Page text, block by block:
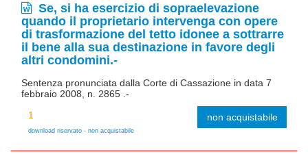
Se, si ha esercizio di sopraelevazione
quando il proprietario intervenga con opere
di trasformazione del tetto idonee a sottrarre
il bene alla sua destinazione in favore degli
altri condomini.-
Sentenza pronunciata dalla Corte di Cassazione in data 7
febbraio 2008, n. 2865 .-
download riservato - non acquistabile
non acquistabile